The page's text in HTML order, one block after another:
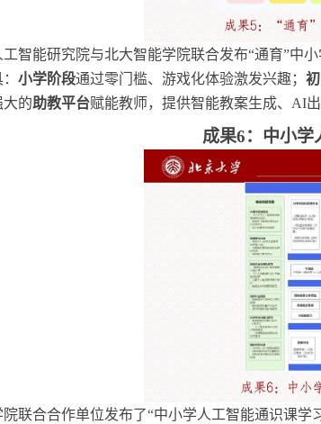
智能研究院与北大智能学院联合发布“通育”中
小学阶段通过零门槛、游戏化体验激发兴趣；
大的助教平台赋能教师，提供智能教案生成、 AI
成果6：中小学
联合合作单位发布了“中小学人工智能通识课学